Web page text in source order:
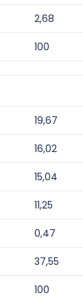
2,68
100
19,67
16,02
15,04
11,25
0,47
37,55
100